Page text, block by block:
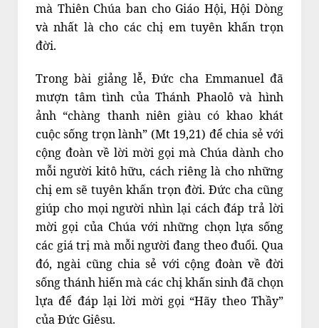
mà Thiên Chúa ban cho Giáo Hội, Hội Dòng
và nhất là cho các chị em tuyên khấn trọn
đời.
Trong bài giảng lễ, Đức cha Emmanuel đã
mượn tâm tình của Thánh Phaolô và hình
ảnh “chàng thanh niên giàu có khao khát
cuộc sống trọn lành” (Mt 19,21) để chia sẻ với
cộng đoàn về lời mời gọi mà Chúa dành cho
mỗi người kitô hữu, cách riêng là cho những
chị em sẽ tuyên khấn trọn đời. Đức cha cũng
giúp cho mọi người nhìn lại cách đáp trả lời
mời gọi của Chúa với những chọn lựa sống
các giá trị mà mỗi người đang theo đuổi. Qua
đó, ngài cũng chia sẻ với cộng đoàn về đời
sống thánh hiến mà các chị khấn sinh đã chọn
lựa để đáp lại lời mời gọi “Hãy theo Thầy”
của Đức Giêsu.